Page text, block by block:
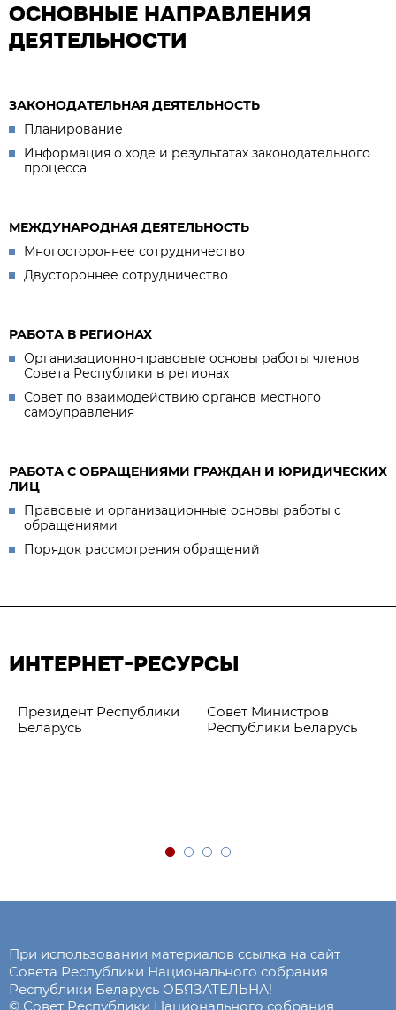
ОСНОВНЫЕ НАПРАВЛЕНИЯ
ДЕЯТЕЛЬНОСТИ
ЗАКОНОДАТЕЛЬНАЯ ДЕЯТЕЛЬНОСТЬ
Планирование
Информация о ходе и результатах законодательного
процесса
МЕЖДУНАРОДНАЯ ДЕЯТЕЛЬНОСТЬ
Многостороннее сотрудничество
Двустороннее сотрудничество
РАБОТА В РЕГИОНАХ
Организационно-правовые основы работы членов
Совета Республики в регионах
Совет по взаимодействию органов местного
самоуправления
РАБОТА С ОБРАЩЕНИЯМИ ГРАЖДАН И ЮРИДИЧЕСКИХ
ЛИЦ
Правовые и организационные основы работы с
обращениями
Порядок рассмотрения обращений
ИНТЕРНЕТ-РЕСУРСЫ
Президент Республики
Беларусь
Совет Министров
Республики Беларусь
При использовании материалов ссылка на сайт
Совета Республики Национального собрания
Республики Беларусь ОБЯЗАТЕЛЬНА!
© Совет Республики Национального собрания